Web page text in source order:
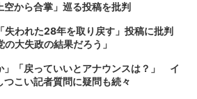
から合掌」巡る投稿を批判
失われた28年を取り戻す」投稿に批判
大失政の結果だろう」
」「戻っていいとアナウンスは？」 イ
こい記者質問に疑問も続々